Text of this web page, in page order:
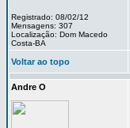
Registrado: 08/02/12
Mensagens: 307
Localização: Dom Macedo
Costa-BA
Voltar ao topo
Andre O